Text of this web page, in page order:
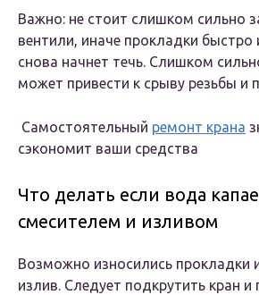
Важно: не стоит слишком сильно
вентили, иначе прокладки быстро
снова начнет течь. Слишком
может привести к срыву резьбы и
Самостоятельный ремонт крана
сэкономит ваши средства
Что делать если вода
смесителем и изливом
Возможно износились прокладки
излив. Следует подкрутить кран и